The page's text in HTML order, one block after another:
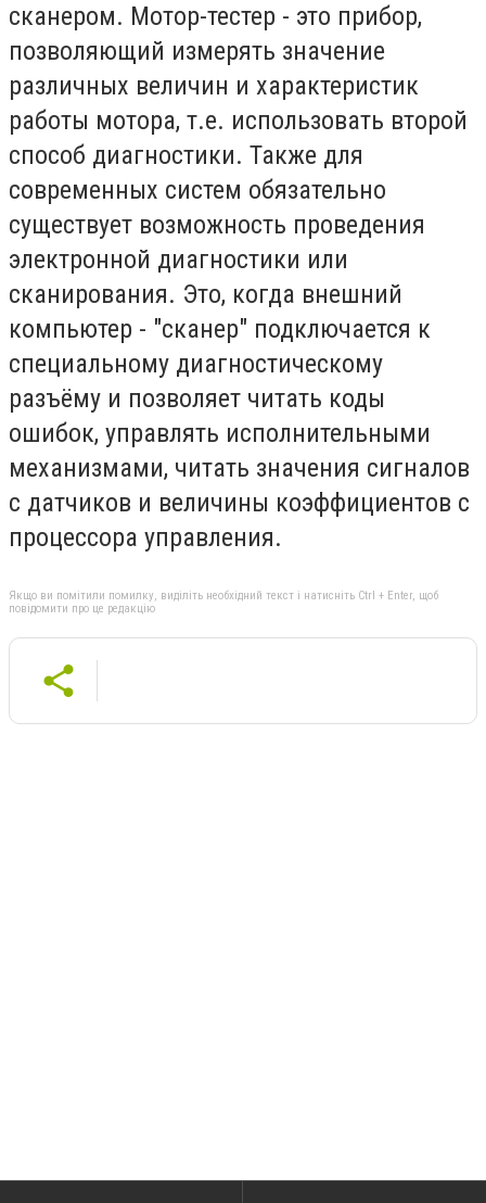
сканером. Мотор-тестер - это прибор,
позволяющий измерять значение
различных величин и характеристик
работы мотора, т.е. использовать второй
способ диагностики. Также для
современных систем обязательно
существует возможность проведения
электронной диагностики или
сканирования. Это, когда внешний
компьютер - "сканер" подключается к
специальному диагностическому
разъёму и позволяет читать коды
ошибок, управлять исполнительными
механизмами, читать значения сигналов
с датчиков и величины коэффициентов с
процессора управления.
Якщо ви помітили помилку, виділіть необхідний текст і натисніть Ctrl + Enter, щоб
повідомити про це редакцію